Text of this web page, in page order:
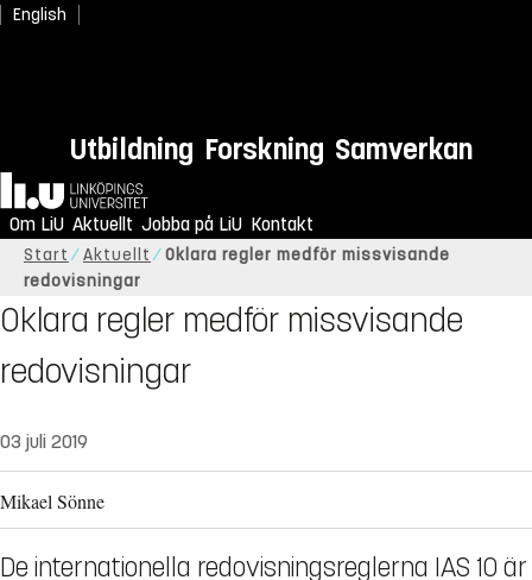
English
Utbildning Forskning Samverkan
Hem
Om LiU Aktuellt Jobba på LiU Kontakt
Start Aktuellt
Oklara regler medför missvisande
redovisningar
Oklara regler medför missvisande
redovisningar
03 juli 2019
Mikael Sönne
De internationella redovisningsreglerna IAS 10 är